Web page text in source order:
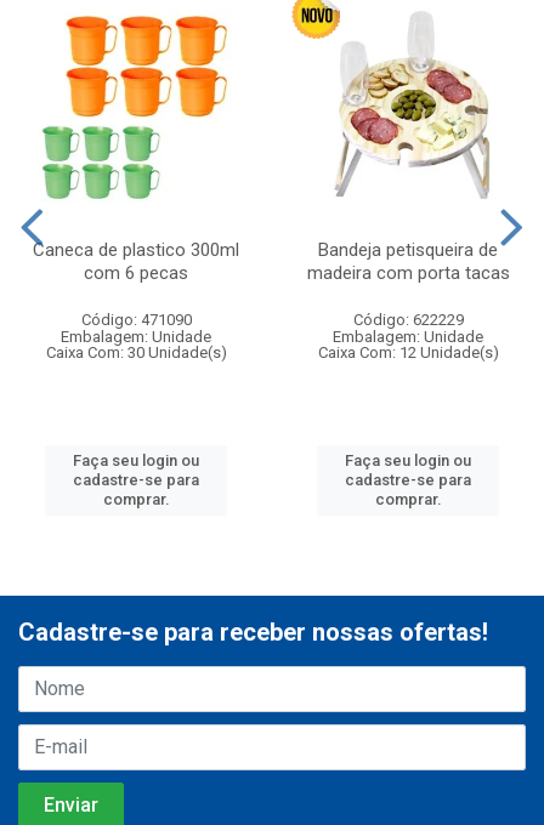
Caneca de plastico 300ml
com 6 pecas
Código: 471090
Embalagem: Unidade
Caixa Com: 30 Unidade(s)
Faça seu login ou
cadastre-se para
comprar.
Bandeja petisqueira de
madeira com porta tacas
Código: 622229
Embalagem: Unidade
Caixa Com: 12 Unidade(s)
Faça seu login ou
cadastre-se para
comprar.
Cadastre-se para receber nossas ofertas!